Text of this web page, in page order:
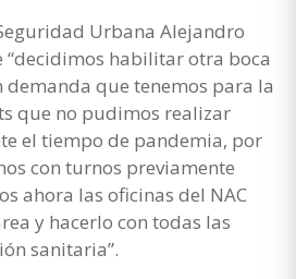
Urbana Alejandro
“decidimos habilitar otra boca
que tenemos para la
que no pudimos realizar
el tiempo de pandemia, por
con turnos previamente
ahora las oficinas del NAC
y hacerlo con todas las
sanitaria”.